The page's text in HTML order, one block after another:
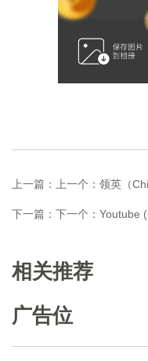
上一篇： 上一个：领英（
下一篇： 下一个：Youtube
相关推荐
广告位